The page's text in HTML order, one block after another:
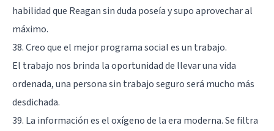
habilidad que Reagan sin duda poseía y supo aprovechar al
máximo.
38. Creo que el mejor programa social es un trabajo.
El trabajo nos brinda la oportunidad de llevar una vida
ordenada, una persona sin trabajo seguro será mucho más
desdichada.
39. La información es el oxígeno de la era moderna. Se filtra